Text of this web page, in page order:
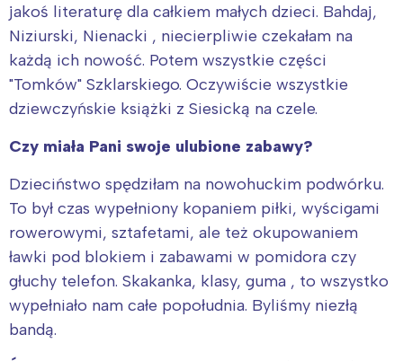
jakoś literaturę dla całkiem małych dzieci. Bahdaj,
Niziurski, Nienacki , niecierpliwie czekałam na
każdą ich nowość. Potem wszystkie części
"Tomków" Szklarskiego. Oczywiście wszystkie
dziewczyńskie książki z Siesicką na czele.
Czy miała Pani swoje ulubione zabawy?
Dzieciństwo spędziłam na nowohuckim podwórku.
To był czas wypełniony kopaniem piłki, wyścigami
rowerowymi, sztafetami, ale też okupowaniem
ławki pod blokiem i zabawami w pomidora czy
głuchy telefon. Skakanka, klasy, guma , to wszystko
wypełniało nam całe popołudnia. Byliśmy niezłą
bandą.